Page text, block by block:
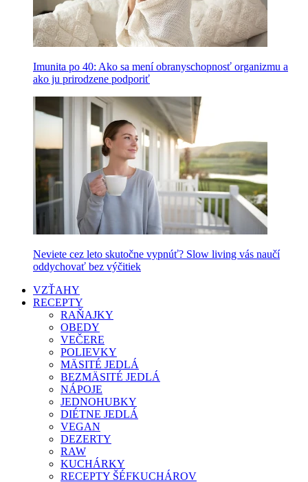
Imunita po 40: Ako sa mení obranyschopnosť organizmu a
ako ju prirodzene podporiť
Neviete cez leto skutočne vypnúť? Slow living vás naučí
oddychovať bez výčitiek
VZŤAHY
RECEPTY
RAŇAJKY
OBEDY
VEČERE
POLIEVKY
MÄSITÉ JEDLÁ
BEZMÄSITÉ JEDLÁ
NÁPOJE
JEDNOHUBKY
DIÉTNE JEDLÁ
VEGAN
DEZERTY
RAW
KUCHÁRKY
RECEPTY ŠÉFKUCHÁROV